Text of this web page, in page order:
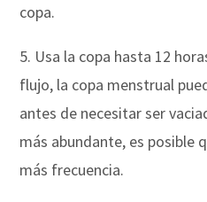
copa.
5. Usa la copa hasta 12
flujo, la copa menstrual
antes de necesitar ser
más abundante, es posible
más frecuencia.